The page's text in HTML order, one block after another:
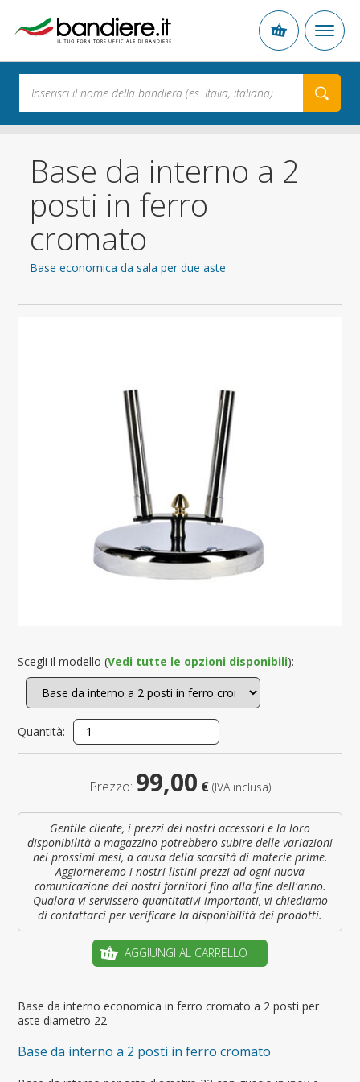
Base da interno a 2
posti in ferro
cromato
Base economica da sala per due aste
Base da interno economica in ferro cromato a 2 posti per
aste diametro 22
Base da interno a 2 posti in ferro cromato
Scegli il modello (Vedi tutte le opzioni disponibili):
Quantità:
Prezzo: 99,00 € (IVA inclusa)
Gentile cliente, i prezzi dei nostri accessori e la loro
disponibilità a magazzino potrebbero subire delle variazioni
nei prossimi mesi, a causa della scarsità di materie prime.
Aggiorneremo i nostri listini prezzi ad ogni nuova
comunicazione dei nostri fornitori fino alla fine dell'anno.
Qualora vi servissero quantitativi importanti, vi chiediamo
di contattarci per verificare la disponibilità dei prodotti.
AGGIUNGI AL CARRELLO